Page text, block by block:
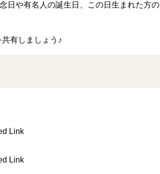
日や有名人の誕生日、この日生まれた方の
有しましょう♪
Link
Link